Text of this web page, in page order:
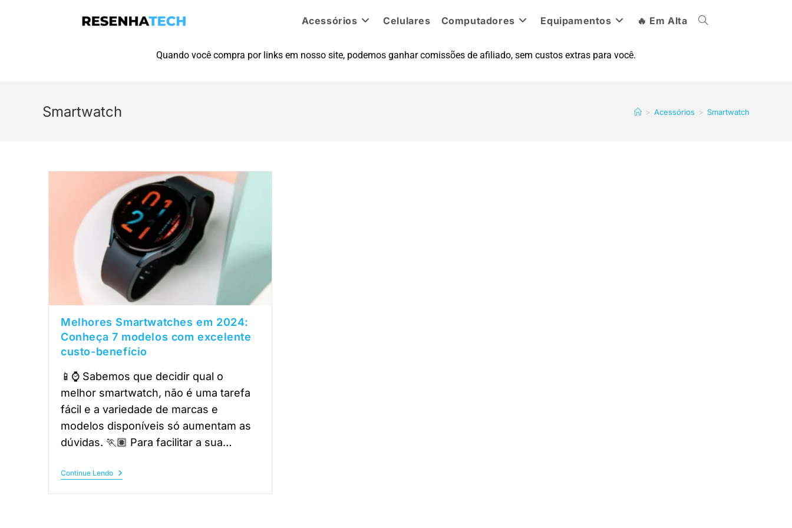
Acessórios Celulares Computadores Equipamentos 🔥 Em Alta
Quando você compra por links em nosso site, podemos ganhar comissões de afiliado, sem custos extras para você.
Smartwatch > Acessórios > Smartwatch
Melhores Smartwatches em 2024:
Conheça 7 modelos com excelente
custo-benefício
📱⌚ Sabemos que decidir qual o
melhor smartwatch, não é uma tarefa
fácil e a variedade de marcas e
modelos disponíveis só aumentam as
dúvidas. 🏃🏽 Para facilitar a sua…
Continue Lendo